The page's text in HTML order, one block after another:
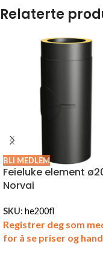
Relaterte
BLI MEDLEM
Feieluke element
Norvai
SKU: he200fl
Registrer deg som
for å se priser og